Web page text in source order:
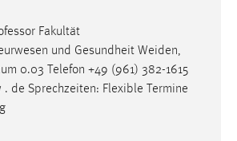
Fakultät
und Gesundheit Weiden,
0.03 Telefon +49 (961) 382-1615
de Sprechzeiten: Flexible Termine
Seitenauslieferung wird in diesem Cookie
man eingeloggt ist.